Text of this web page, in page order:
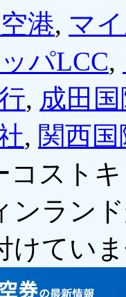
港, マ
パLCC,
, 成田
, 関西
コスト
ンラン
けてい